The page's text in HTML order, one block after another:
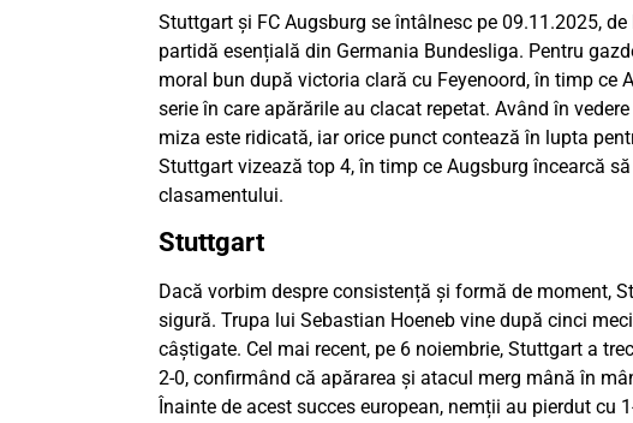
Stuttgart și FC Augsburg se întâlnesc pe 09.11.2025,
partidă esențială din Germania Bundesliga. Pentru
moral bun după victoria clară cu Feyenoord, în timp ce
serie în care apărările au clacat repetat. Având în
miza este ridicată, iar orice punct contează în lupta
Stuttgart vizează top 4, în timp ce Augsburg încearcă
clasamentului.
Stuttgart
Dacă vorbim despre consistență și formă de moment,
sigură. Trupa lui Sebastian Hoeneb vine după cinci
câștigate. Cel mai recent, pe 6 noiembrie, Stuttgart a
2-0, confirmând că apărarea și atacul merg mână în
Înainte de acest succes european, nemții au pierdut cu